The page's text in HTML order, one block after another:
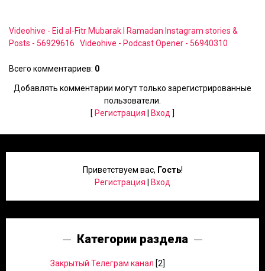
Videohive - Eid al-Fitr Mubarak I Ramadan Instagram stories &
Posts - 56929616
Videohive - Podcast Opener - 56940310
Всего комментариев: 0
Добавлять комментарии могут только зарегистрированные
пользователи.
[ Регистрация Вход ]
Приветствуем вас, Гость!
Регистрация
Вход
Категории раздела
Закрытый Телеграм канал [2]